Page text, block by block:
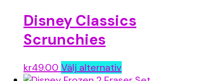
Disney Classics
Scrunchies
kr49.00 Välj alternativ